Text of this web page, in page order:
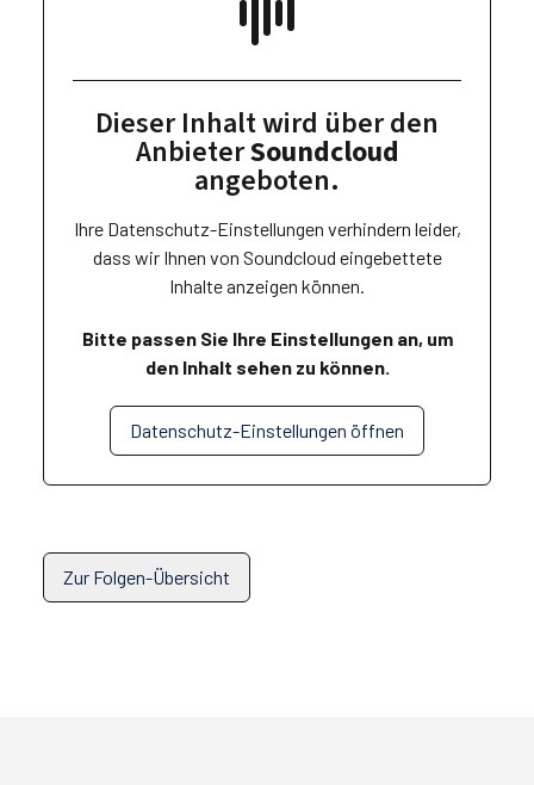
Dieser Inhalt wird über den
AnbieterSoundcloud
angeboten.
Ihre Datenschutz-Einstellungen verhindern leider,
dass wir Ihnen von Soundcloud eingebettete
Inhalte anzeigen können.
Bitte passen Sie Ihre Einstellungen an, um
den Inhalt sehen zu können.
Datenschutz-Einstellungen öffnen
Zur Folgen-Übersicht